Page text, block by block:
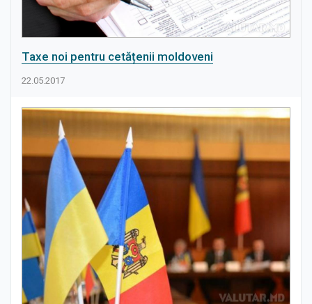
Taxe noi pentru cetățenii moldoveni
22.05.2017